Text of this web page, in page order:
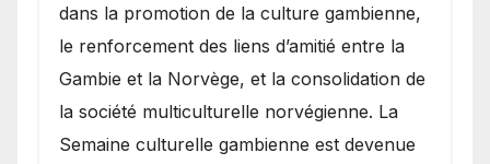
dans la promotion de la culture gambienne,
le renforcement des liens d’amitié entre la
Gambie et la Norvège, et la consolidation de
la société multiculturelle norvégienne. La
Semaine culturelle gambienne est devenue